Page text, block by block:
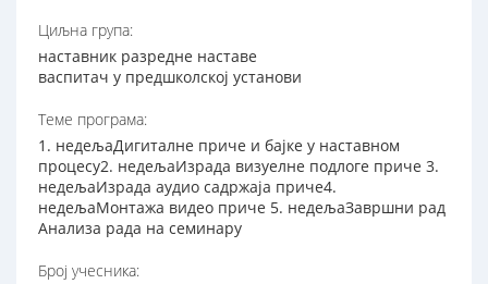
Циљна група:
наставник разредне наставе
васпитач у предшколској установи
Теме програма:
1. недељаДигиталне приче и бајке у наставном
процесу2. недељаИзрада визуелне подлоге приче 3.
недељаИзрада аудио садржаја приче4.
недељаМонтажа видео приче 5. недељаЗавршни рад
Анализа рада на семинару
Број учесника: